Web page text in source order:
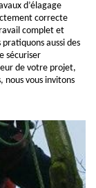
d’élagage
correcte
complet et
aussi des
sécuriser
de votre projet,
nous vous invitons